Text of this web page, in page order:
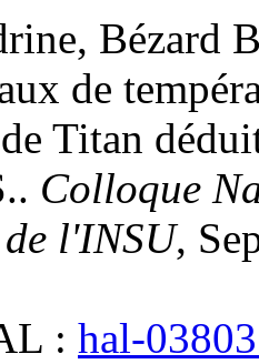
, Bézard
de
Titan
. Colloque
l'INSU,
: hal-